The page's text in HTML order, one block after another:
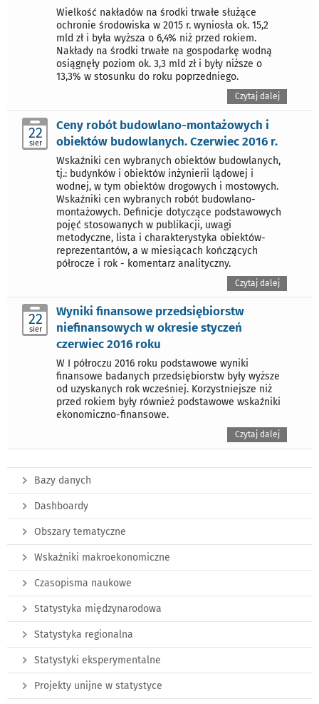
Wielkość nakładów na środki trwałe służące
ochronie środowiska w 2015 r. wyniosła ok. 15,2
mld zł i była wyższa o 6,4% niż przed rokiem.
Nakłady na środki trwałe na gospodarkę wodną
osiągnęły poziom ok. 3,3 mld zł i były niższe o
13,3% w stosunku do roku poprzedniego.
Czytaj dalej
22
sier
Ceny robót budowlano-montażowych i
obiektów budowlanych. Czerwiec 2016 r.
Wskaźniki cen wybranych obiektów budowlanych,
tj.: budynków i obiektów inżynierii lądowej i
wodnej, w tym obiektów drogowych i mostowych.
Wskaźniki cen wybranych robót budowlano-
montażowych. Definicje dotyczące podstawowych
pojęć stosowanych w publikacji, uwagi
metodyczne, lista i charakterystyka obiektów-
reprezentantów, a w miesiącach kończących
półrocze i rok - komentarz analityczny.
Czytaj dalej
22
sier
Wyniki finansowe przedsiębiorstw
niefinansowych w okresie styczeń
czerwiec 2016 roku
W I półroczu 2016 roku podstawowe wyniki
finansowe badanych przedsiębiorstw były wyższe
od uzyskanych rok wcześniej. Korzystniejsze niż
przed rokiem były również podstawowe wskaźniki
ekonomiczno-finansowe.
Czytaj dalej
Bazy danych
Dashboardy
Obszary tematyczne
Wskaźniki makroekonomiczne
Czasopisma naukowe
Statystyka międzynarodowa
Statystyka regionalna
Statystyki eksperymentalne
Projekty unijne w statystyce